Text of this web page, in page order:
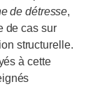
de détresse,
de cas sur
structurelle.
à cette